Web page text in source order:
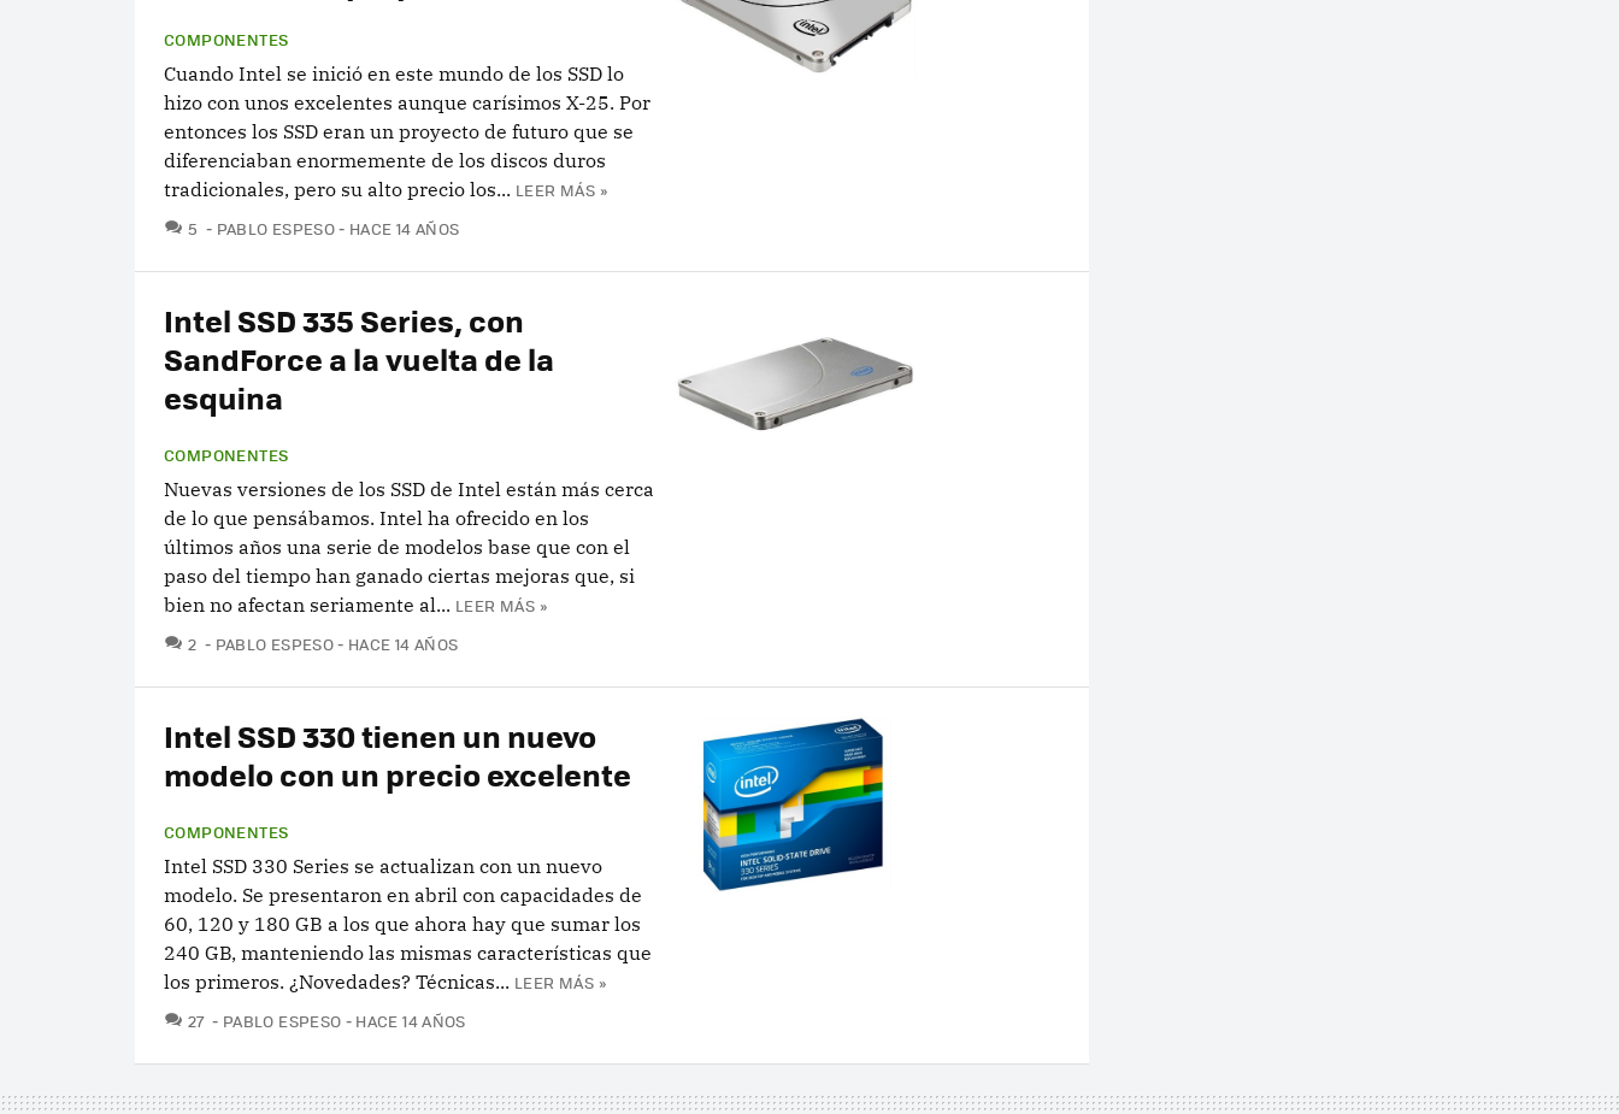
COMPONENTES
Cuando Intel se inició en este mundo de los SSD lo
hizo con unos excelentes aunque carísimos X-25. Por
entonces los SSD eran un proyecto de futuro que se
diferenciaban enormemente de los discos duros
tradicionales, pero su alto precio los... LEER MÁS »
5 COMENTARIOS
PABLO ESPESO HACE 14 AÑOS
Intel SSD 335 Series, con
SandForce a la vuelta de la
esquina
COMPONENTES
Nuevas versiones de los SSD de Intel están más cerca
de lo que pensábamos. Intel ha ofrecido en los
últimos años una serie de modelos base que con el
paso del tiempo han ganado ciertas mejoras que, si
bien no afectan seriamente al... LEER MÁS »
2 COMENTARIOS
PABLO ESPESO HACE 14 AÑOS
Intel SSD 330 tienen un nuevo
modelo con un precio excelente
COMPONENTES
Intel SSD 330 Series se actualizan con un nuevo
modelo. Se presentaron en abril con capacidades de
60, 120 y 180 GB a los que ahora hay que sumar los
240 GB, manteniendo las mismas características que
los primeros. ¿Novedades? Técnicas... LEER MÁS »
27 COMENTARIOS
PABLO ESPESO HACE 14 AÑOS